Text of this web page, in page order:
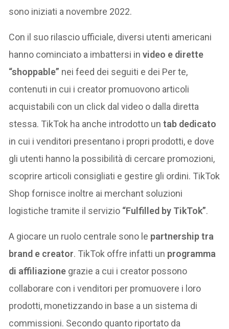
sono iniziati a novembre 2022.
Con il suo rilascio ufficiale, diversi utenti americani
hanno cominciato a imbattersi in video e dirette
“shoppable” nei feed dei seguiti e dei Per te,
contenuti in cui i creator promuovono articoli
acquistabili con un click dal video o dalla diretta
stessa. TikTok ha anche introdotto untab dedicato
in cui i venditori presentano i propri prodotti, e dove
gli utenti hanno la possibilità di cercare promozioni,
scoprire articoli consigliati e gestire gli ordini. TikTok
Shop fornisce inoltre ai merchant soluzioni
logistiche tramite il servizio “Fulfilled by TikTok”.
A giocare un ruolo centrale sono le partnership tra
brand e creator. TikTok offre infatti un programma
di affiliazione grazie a cui i creator possono
collaborare con i venditori per promuovere i loro
prodotti, monetizzando in base a un sistema di
commissioni. Secondo quanto riportato da